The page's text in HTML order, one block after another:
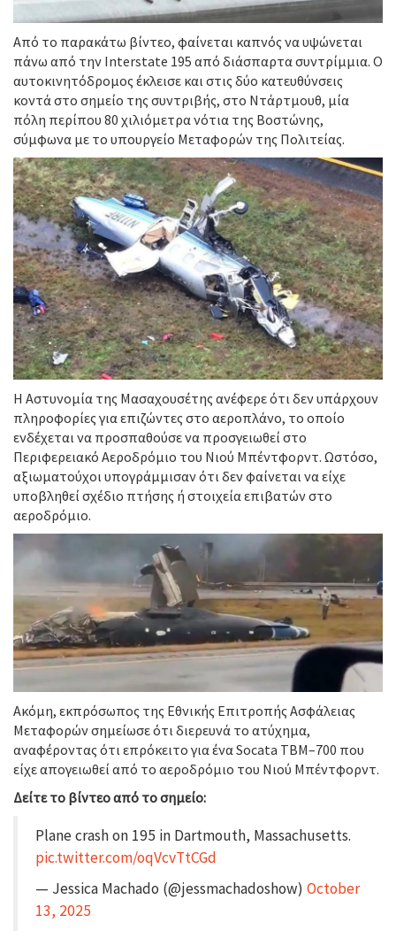
Από το παρακάτω βίντεο, φαίνεται καπνός να υψώνεται
πάνω από την Interstate 195 από διάσπαρτα συντρίμμια. Ο
αυτοκινητόδρομος έκλεισε και στις δύο κατευθύνσεις
κοντά στο σημείο της συντριβής, στο Ντάρτμουθ, μία
πόλη περίπου 80 χιλιόμετρα νότια της Βοστώνης,
σύμφωνα με το υπουργείο Μεταφορών της Πολιτείας.
Η Αστυνομία της Μασαχουσέτης ανέφερε ότι δεν υπάρχουν
πληροφορίες για επιζώντες στο αεροπλάνο, το οποίο
ενδέχεται να προσπαθούσε να προσγειωθεί στο
Περιφερειακό Αεροδρόμιο του Νιού Μπέντφορντ. Ωστόσο,
αξιωματούχοι υπογράμμισαν ότι δεν φαίνεται να είχε
υποβληθεί σχέδιο πτήσης ή στοιχεία επιβατών στο
αεροδρόμιο.
Ακόμη, εκπρόσωπος της Εθνικής Επιτροπής Ασφάλειας
Μεταφορών σημείωσε ότι διερευνά το ατύχημα,
αναφέροντας ότι επρόκειτο για ένα Socata TBM–700 που
είχε απογειωθεί από το αεροδρόμιο του Νιού Μπέντφορντ.
Δείτε το βίντεο από το σημείο:
Plane crash on 195 in Dartmouth, Massachusetts.
pic.twitter.com/oqVcvTtCGd
— Jessica Machado (@jessmachadoshow) October
13, 2025